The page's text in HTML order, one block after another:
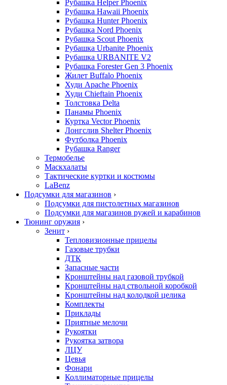
Рубашка Helper Phoenix
Рубашка Hawaii Phoenix
Рубашка Hunter Phoenix
Рубашка Nord Phoenix
Рубашка Scout Phoenix
Рубашка Urbanite Phoenix
Рубашка URBANITE V2
Рубашка Forester Gen 3 Phoenix
Жилет Buffalo Phoenix
Худи Apache Phoenix
Худи Chieftain Phoenix
Толстовка Delta
Панамы Phoenix
Куртка Vector Phoenix
Лонгслив Shelter Phoenix
Футболка Phoenix
Рубашка Ranger
Термобелье
Маскхалаты
Тактические куртки и костюмы
LaBenz
Подсумки для магазинов ›
Подсумки для пистолетных магазинов
Подсумки для магазинов ружей и карабинов
Тюнинг оружия ›
Зенит ›
Тепловизионные прицелы
Газовые трубки
ДТК
Запасные части
Кронштейны над газовой трубкой
Кронштейны над ствольной коробкой
Кронштейны над колодкой целика
Комплекты
Приклады
Приятные мелочи
Рукоятки
Рукоятка затвора
ЛЦУ
Цевья
Фонари
Коллиматорные прицелы